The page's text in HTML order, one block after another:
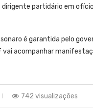
partidário em
é garantida pelo
vai acompanhar
742 visualizações